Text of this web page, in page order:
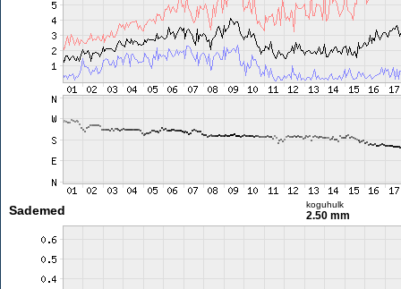
Sademed koguhulk
2.50 mm